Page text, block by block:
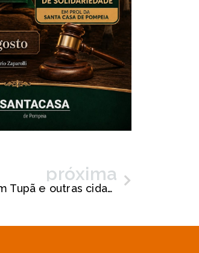
próxima
Polícia Federal deflagra operação em Tupã e outras cidades de cinco estados